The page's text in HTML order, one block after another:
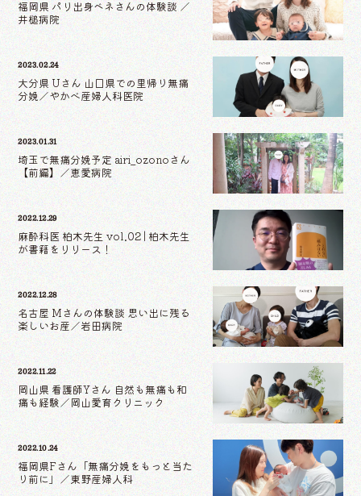
福岡県 パリ出身ベネさんの体験談 ／
井槌病院
2023.02.24
大分県 Uさん 山口県での里帰り無痛
分娩／やかべ産婦人科医院
2023.01.31
埼玉で無痛分娩予定 airi_ozonoさん
【前編】／恵愛病院
2022.12.29
麻酔科医 柏木先生 vol.02 | 柏木先生
が書籍をリリース！
2022.12.28
名古屋 Mさんの体験談 思い出に残る
楽しいお産／岩田病院
2022.11.22
岡山県 看護師Yさん 自然も無痛も和
痛も経験／岡山愛育クリニック
2022.10.24
福岡県Fさん「無痛分娩をもっと当た
り前に」／東野産婦人科